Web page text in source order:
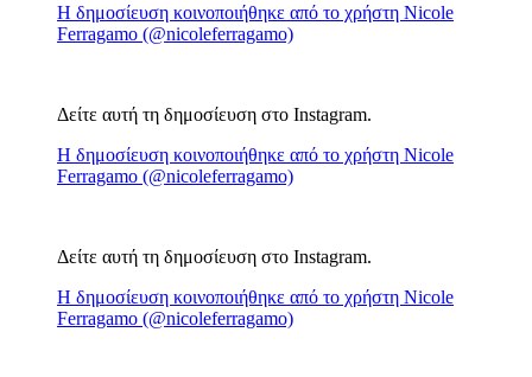
Η δημοσίευση κοινοποιήθηκε από το χρήστη Nicole
Ferragamo (@nicoleferragamo)
Δείτε αυτή τη δημοσίευση στο Instagram.
Η δημοσίευση κοινοποιήθηκε από το χρήστη Nicole
Ferragamo (@nicoleferragamo)
Δείτε αυτή τη δημοσίευση στο Instagram.
Η δημοσίευση κοινοποιήθηκε από το χρήστη Nicole
Ferragamo (@nicoleferragamo)